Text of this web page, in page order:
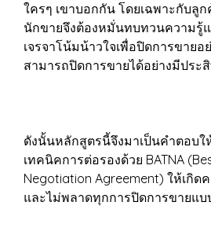
ใครๆ เขาบอกกัน โดยเฉพาะกับลู
นักขายจึงต้องหมั่นทบทวนความรู้
เจรจาโน้มน้าวใจเพื่อปิดการขายอ
สามารถปิดการขายได้อย่างมีประ
ดังนั้นหลักสูตรนี้จึงมาเป็นคำตอบ
เทคนิคการต่อรองด้วย BATNA
Negotiation Agreement) ให้เกิด
และไม่พลาดทุกการปิดการขายแ